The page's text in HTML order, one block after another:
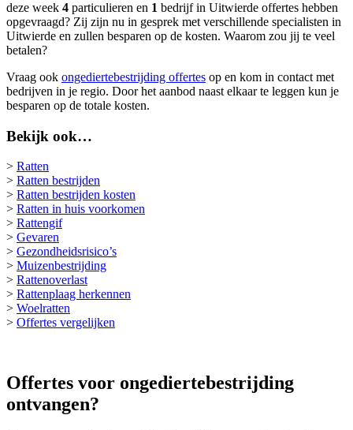
deze week 4 particulieren en 1 bedrijf in Uitwierde offertes hebben
opgevraagd? Zij zijn nu in gesprek met verschillende specialisten in
Uitwierde en zullen besparen op de kosten. Waarom zou jij te veel
betalen?
Vraag ook ongediertebestrijding offertes op en kom in contact met
bedrijven in je regio. Door het aanbod naast elkaar te leggen kun je
besparen op de totale kosten.
Bekijk ook…
> Ratten
> Ratten bestrijden
> Ratten bestrijden kosten
> Ratten in huis voorkomen
> Rattengif
> Gevaren
> Gezondheidsrisico’s
> Muizenbestrijding
> Rattenoverlast
> Rattenplaag herkennen
> Woelratten
> Offertes vergelijken
Offertes voor ongediertebestrijding
ontvangen?